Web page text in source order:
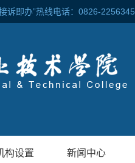
办”热线电话：0826-2256345
构设置 新闻中心